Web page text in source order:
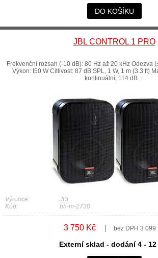
DO KOŠÍKU
JBL CONTROL 1 PRO
Frekvenční rozsah (-10 dB): 80 Hz až 20 kHz Odezva
Výkon: I50 W Citlivost: 87 dB SPL, 1 W, 1 m (3.3 ft)
kontinuální, 114 dB ...
Výrobce:
JBL
Kód:
bh-m-2730
3 750 Kč bez DPH 3 099
Externí sklad - dodání 4 -